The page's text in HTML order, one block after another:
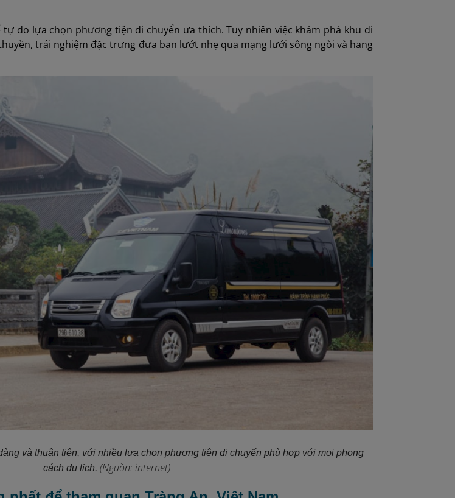
tự do lựa chọn phương tiện di chuyển ưa thích. Tuy nhiên việc khám phá khu di
trải nghiệm đặc trưng đưa bạn lướt nhẹ qua mạng lưới sông ngòi và hang
và thuận tiện, với nhiều lựa chọn phương tiện di chuyển phù hợp với mọi phong
cách du lịch. (Nguồn: internet)